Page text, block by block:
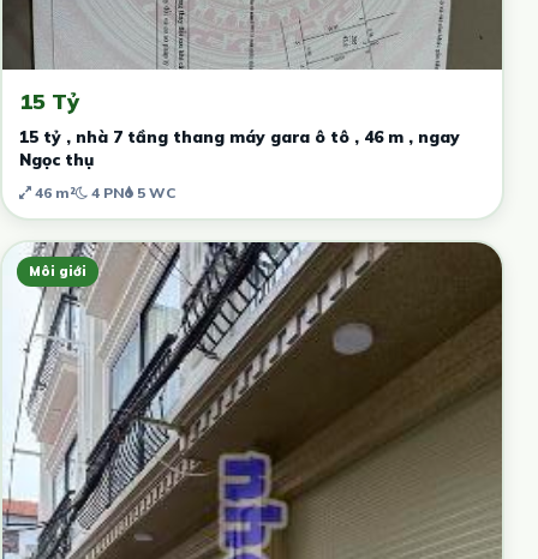
15 Tỷ
15 tỷ , nhà 7 tầng thang máy gara ô tô , 46 m , ngay
Ngọc thụ
46 m² 4 PN 5 WC
Môi giới